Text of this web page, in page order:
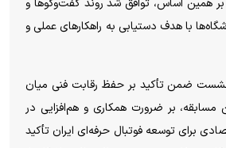
بر همین اساس، توافق شد روند گفت‌وگوها و
با هدف دستیابی به راهکارهای عملی و
ضمن تأکید بر حفظ رقابت فنی میان
مسابقه، بر ضرورت همکاری و هم‌افزایی در
برای توسعه فوتبال حرفه‌ای ایران تأکید